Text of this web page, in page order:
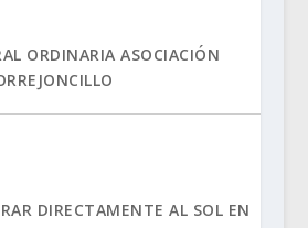
ORDINARIA ASOCIACIÓN
DIRECTAMENTE AL SOL EN